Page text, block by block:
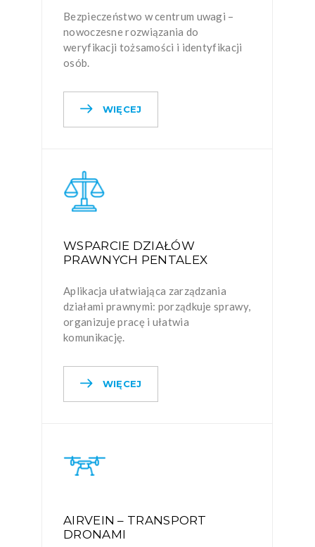
Bezpieczeństwo w centrum uwagi –
nowoczesne rozwiązania do
weryfikacji tożsamości i identyfikacji
osób.
WIĘCEJ
WSPARCIE DZIAŁÓW
PRAWNYCH PENTALEX
Aplikacja ułatwiająca zarządzania
działami prawnymi: porządkuje sprawy,
organizuje pracę i ułatwia
komunikację.
WIĘCEJ
AIRVEIN – TRANSPORT
DRONAMI